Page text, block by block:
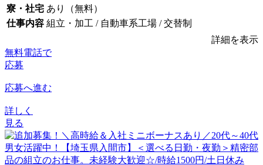
寮・社宅 あり（無料）
仕事内容 組立・加工 / 自動車系工場 / 交替制
詳細を表示
無料電話で
応募
応募へ進む
詳しく
見る